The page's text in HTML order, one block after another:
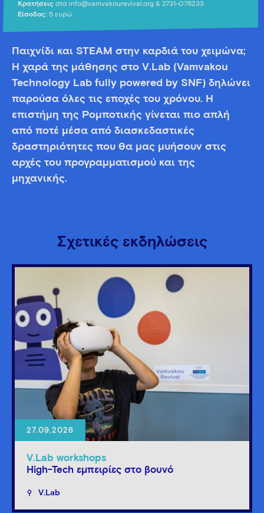
Κρατήσεις στα info@vamvakourevival.org & 2731-076233
Είσοδος: 5 ευρώ
Παιχνίδι και STEAM στην καρδιά του χειμώνα;
Η χαρά της μάθησης στο V.Lab (Vamvakou
Technology Lab fully powered by SNF) δηλώνει
παρούσα όλες τις εποχές του χρόνου. Η
επιστήμη της Ρομποτικής γίνεται πιο απλή
από ποτέ μέσα από διασκεδαστικές
δραστηριότητες που θα μας μυήσουν στις
αρχές του προγραμματισμού και της
μηχανικής.
Σχετικές εκδηλώσεις
27.09.2026
V.Lab workshops
High-Tech εμπειρίες στο βουνό
V.Lab